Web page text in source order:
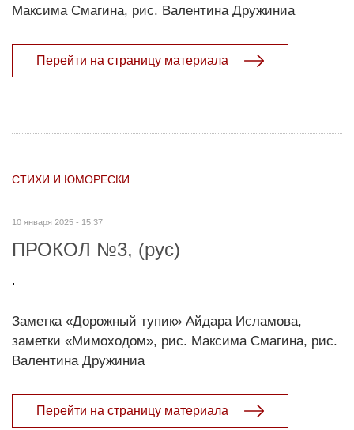
Максима Смагина, рис. Валентина Дружиниа
Перейти на страницу материала
СТИХИ И ЮМОРЕСКИ
10 января 2025 - 15:37
ПРОКОЛ №3, (рус)
.
Заметка «Дорожный тупик» Айдара Исламова,
заметки «Мимоходом», рис. Максима Смагина, рис.
Валентина Дружиниа
Перейти на страницу материала